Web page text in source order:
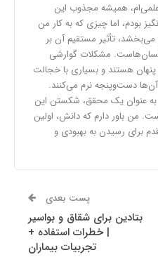
علمی‌ام، همیشه مجذوب این
بودم، اما چیزی که به کار من
تأثیر مستقیم آن بر
مشکلات گوارشی
هستند و بسیاری با خجالت
دست‌وپنجه نرم می‌کنند.
عنوان یک محقق، شکستن این
من باور دارم که دانش، اولین
برای رسیدن به بهبودی و
پست بعدی
بتادین برای شقاق و بواسیر
| خطرات استفاده +
تجربیات بیماران